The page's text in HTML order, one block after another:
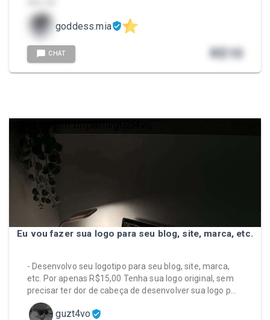
goddess.mia
CHAT R$10
Eu vou fazer sua logo para seu blog, site, marca, etc.
- Desenvolvo seu logotipo para seu blog, site, marca,
etc. Por apenas R$15,00 Tenha sua logo original, sem
precisar ter dor de cabeça de desenvolver sua logo p…
guzt4vo